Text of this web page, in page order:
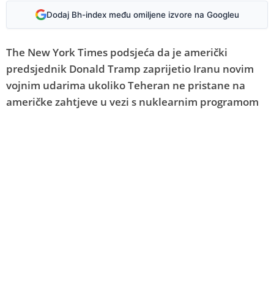
Dodaj Bh-index među omiljene izvore na Googleu
The New York Times podsjeća da je američki
predsjednik Donald Tramp zaprijetio Iranu novim
vojnim udarima ukoliko Teheran ne pristane na
američke zahtjeve u vezi s nuklearnim programom